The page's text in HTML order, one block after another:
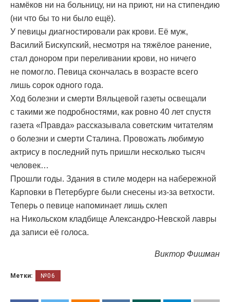
намёков ни на больницу, ни на приют, ни на стипендию
(ни что бы то ни было ещё).
У певицы диагностировали рак крови. Её муж,
Василий Бискупский, несмотря на тяжёлое ранение,
стал донором при переливании крови, но ничего
не помогло. Певица скончалась в возрасте всего
лишь сорок одного года.
Ход болезни и смерти Вяльцевой газеты освещали
с такими же подробностями, как ровно 40 лет спустя
газета «Правда» рассказывала советским читателям
о болезни и смерти Сталина. Провожать любимую
актрису в последний путь пришли несколько тысяч
человек…
Прошли годы. Здания в стиле модерн на набережной
Карповки в Петербурге были снесены из-за ветхости.
Теперь о певице напоминает лишь склеп
на Никольском кладбище Александро-Невской лавры
да записи её голоса.
Виктор Фишман
Метки: №06